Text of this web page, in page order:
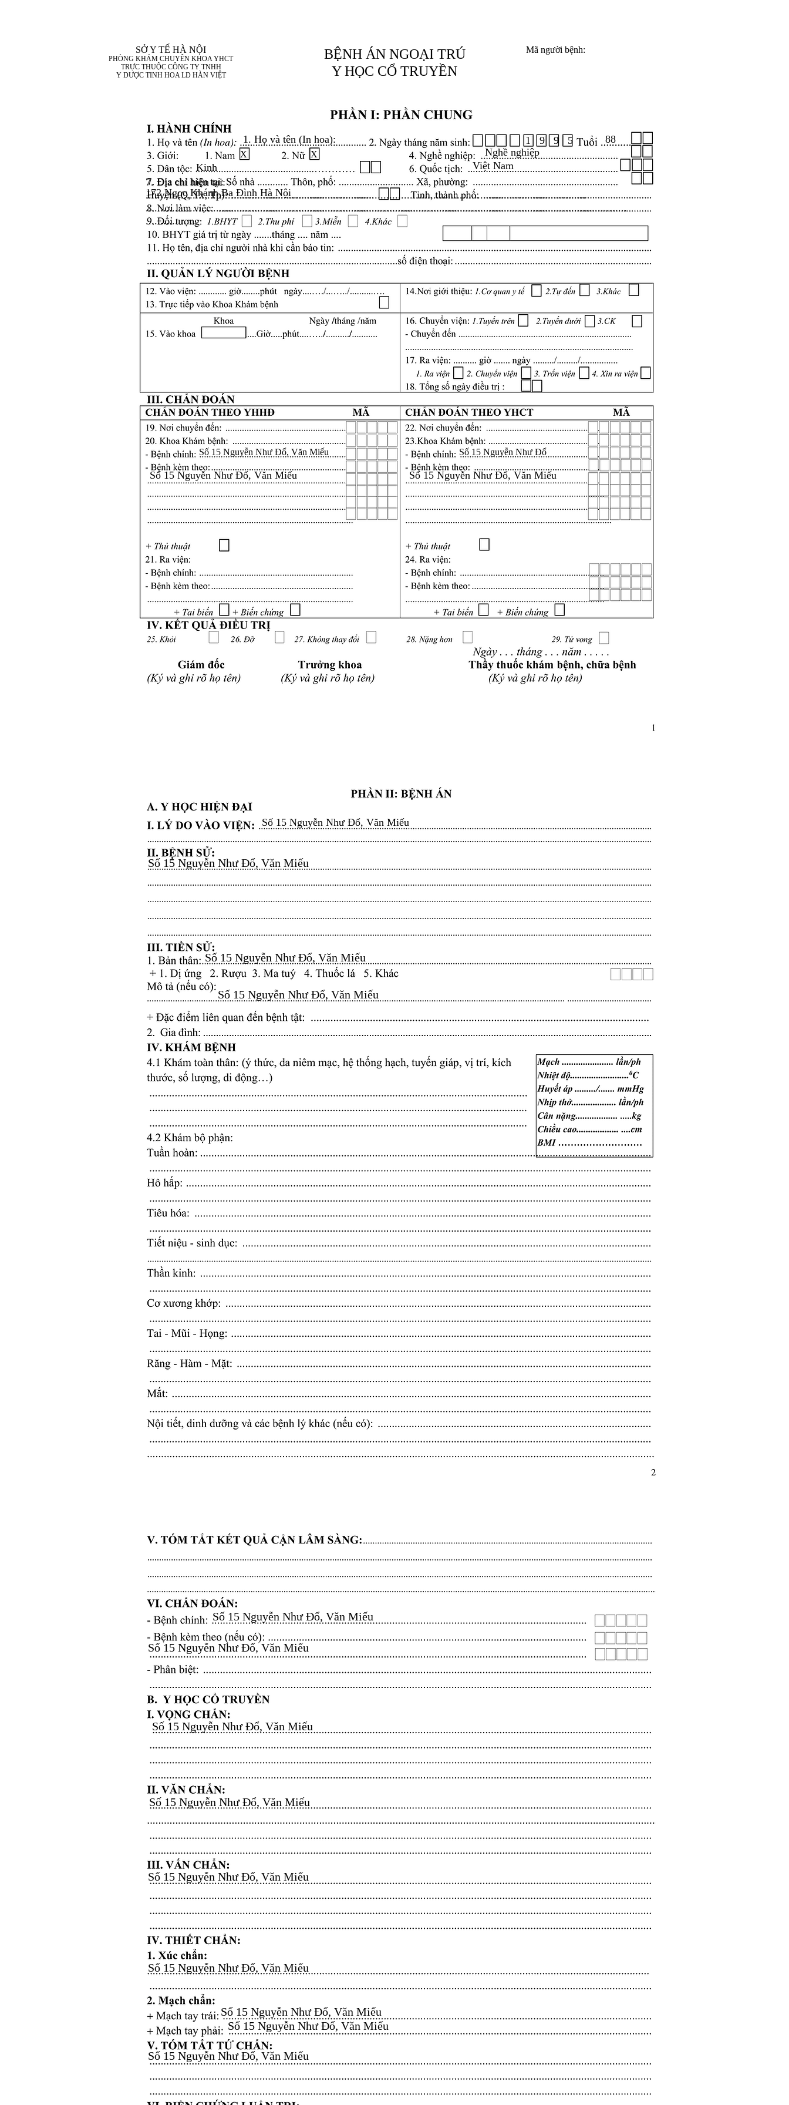
SỞ Y TẾ HÀ NỘI
PHÒNG KHÁM CHUYÊN KHOA YHCT
TRỰC THUỘC CÔNG TY TNHH
Y DƯỢC TINH HOA LD HÀN VIỆT
BỆNH ÁN NGOẠI TRÚ
Y HỌC CỔ TRUYỀN
Mã người bệnh:
1. Họ và tên (In hoa): 1 9 9 5 88
X X
Nghề nghiệp
Việt Nam
Kinh
7. Địa chỉ hiện tại:
......................................................................................................................................................
....................................................................................................................................................................
..................
172 Ngọc Khánh Ba Đình Hà Nội
Số 15 Nguyễn Như Đổ, Văn Miếu
Số 15 Nguyễn Như Đổ, Văn Miếu
Số 15 Nguyễn Như Đổ
Số 15 Nguyễn Như Đổ, Văn Miếu
Số 15 Nguyễn Như Đổ, Văn Miếu
Số 15 Nguyễn Như Đổ, Văn Miếu​​​​
Số 15 Nguyễn Như Đổ, Văn Miếu​​​​
Số 15 Nguyễn Như Đổ, Văn Miếu​​​​
Số 15 Nguyễn Như Đổ, Văn Miếu​​​​
Số 15 Nguyễn Như Đổ, Văn Miếu​​​​
Số 15 Nguyễn Như Đổ, Văn Miếu​​​​
Số 15 Nguyễn Như Đổ, Văn Miếu​​​​
Số 15 Nguyễn Như Đổ, Văn Miếu​​​​
Số 15 Nguyễn Như Đổ, Văn Miếu​​​​
Số 15 Nguyễn Như Đổ, Văn Miếu​​​​
Số 15 Nguyễn Như Đổ, Văn Miếu​​​​
Số 15 Nguyễn Như Đổ, Văn Miếu​​​​